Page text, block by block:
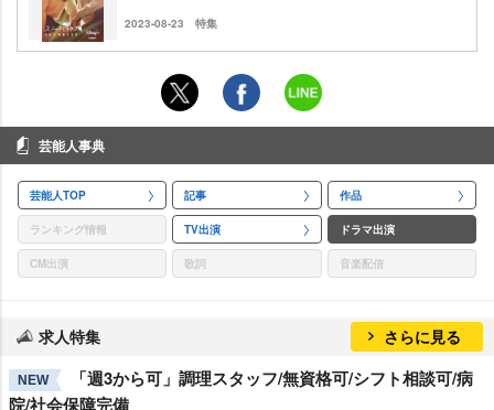
2023-08-23 特集
芸能人事典
芸能人TOP 記事 作品
ランキング情報 TV出演 ドラマ出演
CM出演 歌詞 音楽配信
求人特集 さらに見る
NEW
「週3から可」調理スタッフ/無資格可/シフト相談可/病
院/社会保障完備